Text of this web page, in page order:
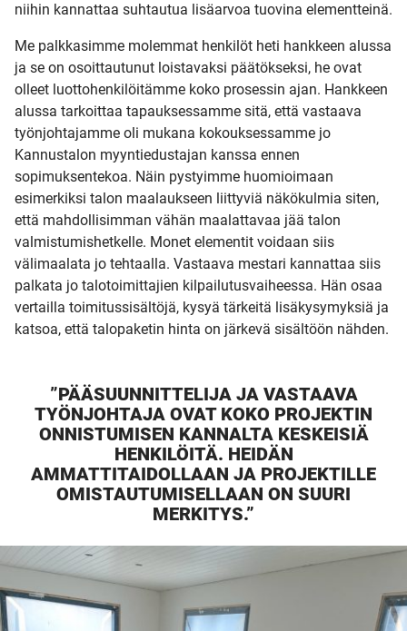
niihin kannattaa suhtautua lisäarvoa tuovina elementteinä.
Me palkkasimme molemmat henkilöt heti hankkeen alussa
ja se on osoittautunut loistavaksi päätökseksi, he ovat
olleet luottohenkilöitämme koko prosessin ajan. Hankkeen
alussa tarkoittaa tapauksessamme sitä, että vastaava
työnjohtajamme oli mukana kokouksessamme jo
Kannustalon myyntiedustajan kanssa ennen
sopimuksentekoa. Näin pystyimme huomioimaan
esimerkiksi talon maalaukseen liittyviä näkökulmia siten,
että mahdollisimman vähän maalattavaa jää talon
valmistumishetkelle. Monet elementit voidaan siis
välimaalata jo tehtaalla. Vastaava mestari kannattaa siis
palkata jo talotoimittajien kilpailutusvaiheessa. Hän osaa
vertailla toimitussisältöjä, kysyä tärkeitä lisäkysymyksiä ja
katsoa, että talopaketin hinta on järkevä sisältöön nähden.
”PÄÄSUUNNITTELIJA JA VASTAAVA
TYÖNJOHTAJA OVAT KOKO PROJEKTIN
ONNISTUMISEN KANNALTA KESKEISIÄ
HENKILÖITÄ. HEIDÄN
AMMATTITAIDOLLAAN JA PROJEKTILLE
OMISTAUTUMISELLAAN ON SUURI
MERKITYS.”